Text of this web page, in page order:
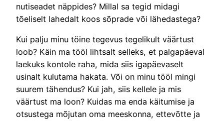
nutiseadet näppides? Millal sa tegid midagi
tõeliselt lahedalt koos sõprade või lähedastega?
Kui palju minu töine tegevus tegelikult väärtust
loob? Käin ma tööl lihtsalt selleks, et palgapäeval
laekuks kontole raha, mida siis igapäevaselt
usinalt kulutama hakata. Või on minu tööl mingi
suurem tähendus? Kui jah, siis kellele ja mis
väärtust ma loon? Kuidas ma enda käitumise ja
otsustega mõjutan oma meeskonna, ettevõtte ja